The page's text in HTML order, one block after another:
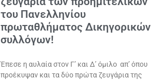
του Πανελληνίου
πρωταθλήματος Δικηγορικών
συλλόγων!
Έπεσε η αυλαία στον Γ’ και Δ’ όμιλο απ’ όπου
προέκυψαν και τα δύο πρώτα ζευγάρια της